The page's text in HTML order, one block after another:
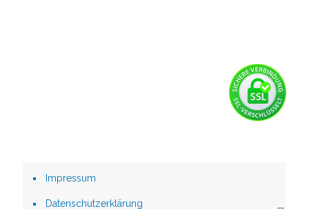
Impressum
Datenschutzerklärung